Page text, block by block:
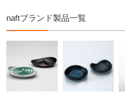
naftブランド製品一覧